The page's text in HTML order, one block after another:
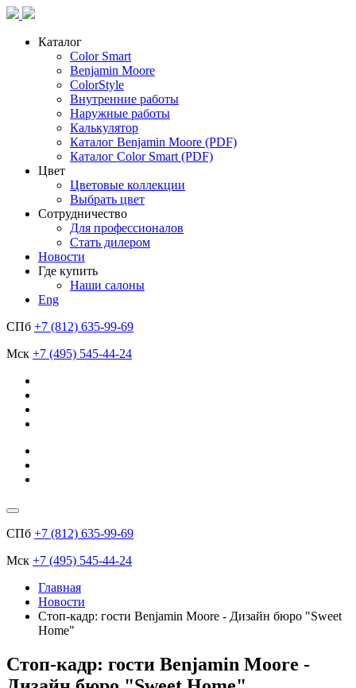
Каталог
Color Smart
Benjamin Moore
ColorStyle
Внутренние работы
Наружные работы
Калькулятор
Каталог Benjamin Moore (PDF)
Каталог Color Smart (PDF)
Цвет
Цветовые коллекции
Выбрать цвет
Сотрудничество
Для профессионалов
Стать дилером
Новости
Где купить
Наши салоны
Eng
СПб +7 (812) 635-99-69
Мск +7 (495) 545-44-24
СПб +7 (812) 635-99-69
Мск +7 (495) 545-44-24
Главная
Новости
Стоп-кадр: гости Benjamin Moore - Дизайн бюро "Sweet
Home"
Стоп-кадр: гости Benjamin Moore -